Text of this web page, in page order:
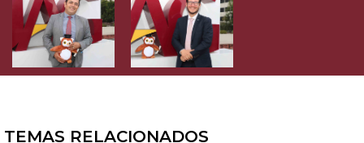
TEMAS RELACIONADOS